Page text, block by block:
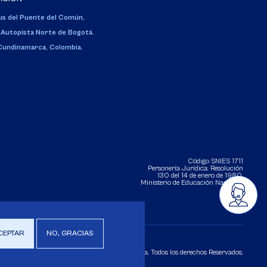
del Puente del Común,
Autopista Norte de Bogotá.
Colombia.
Código SNIES 1711
Personería Jurídica: Resolución
130 del 14 de enero de 1980.
Ministerio de Educación Nacional.
Copyright 2025 Universidad de La Sabana. Todos los derechos Reservados.
NO, GRACIAS